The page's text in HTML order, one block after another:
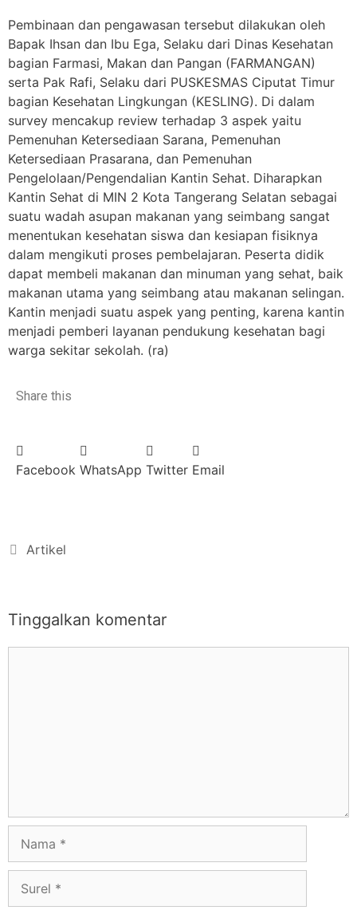
Pembinaan dan pengawasan tersebut dilakukan oleh
Bapak Ihsan dan Ibu Ega, Selaku dari Dinas Kesehatan
bagian Farmasi, Makan dan Pangan (FARMANGAN)
serta Pak Rafi, Selaku dari PUSKESMAS Ciputat Timur
bagian Kesehatan Lingkungan (KESLING). Di dalam
survey mencakup review terhadap 3 aspek yaitu
Pemenuhan Ketersediaan Sarana, Pemenuhan
Ketersediaan Prasarana, dan Pemenuhan
Pengelolaan/Pengendalian Kantin Sehat. Diharapkan
Kantin Sehat di MIN 2 Kota Tangerang Selatan sebagai
suatu wadah asupan makanan yang seimbang sangat
menentukan kesehatan siswa dan kesiapan fisiknya
dalam mengikuti proses pembelajaran. Peserta didik
dapat membeli makanan dan minuman yang sehat, baik
makanan utama yang seimbang atau makanan selingan.
Kantin menjadi suatu aspek yang penting, karena kantin
menjadi pemberi layanan pendukung kesehatan bagi
warga sekitar sekolah. (ra)
Share this
Facebook WhatsApp Twitter Email
Artikel
Tinggalkan komentar